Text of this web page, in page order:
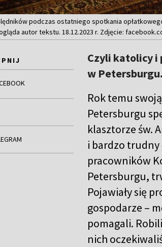
podczas ostatniego spotkania
autor tekstu. 18.12.2023 r. Zdjęcie:
Czyli katolicy i
w Petersburgu.
Rok temu
Petersburgu
klasztorze św.
i bardzo trudny
pracowników
Petersburgu,
Pojawiały się
gospodarze –
pomagali.
nich